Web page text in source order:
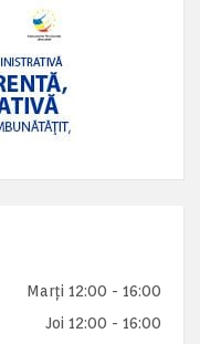
Marți 12:00 - 16:00
Joi 12:00 - 16:00